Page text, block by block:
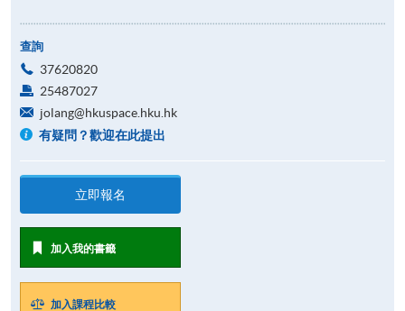
查詢
37620820
25487027
jolang@hkuspace.hku.hk
有疑問？歡迎在此提出
立即報名
加入我的書籤
加入課程比較